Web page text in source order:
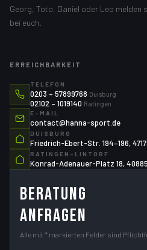
Georg, Toto, Daniel oder Leo melden
bei euch.
ERREICHBARKEIT
TELEFON
0203 – 57899768 Duisburg
02102 – 1019140 Ratingen
E-MAIL
contact@hanna-sport.de
DUISBURG
Friedrich-Ebert-Str. 194–196,
RATINGEN-LINTORF
Konrad-Adenauer-Platz 18, 40885
Beratung
anfragen
Alle mit * markierten Felder sind